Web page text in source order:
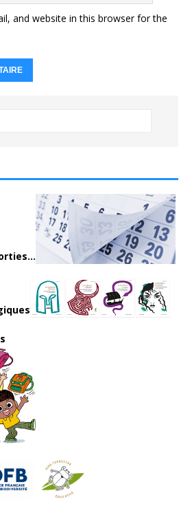
and website in this browser for the